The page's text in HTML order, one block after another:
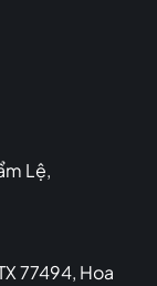
Lệ,
77494, Hoa